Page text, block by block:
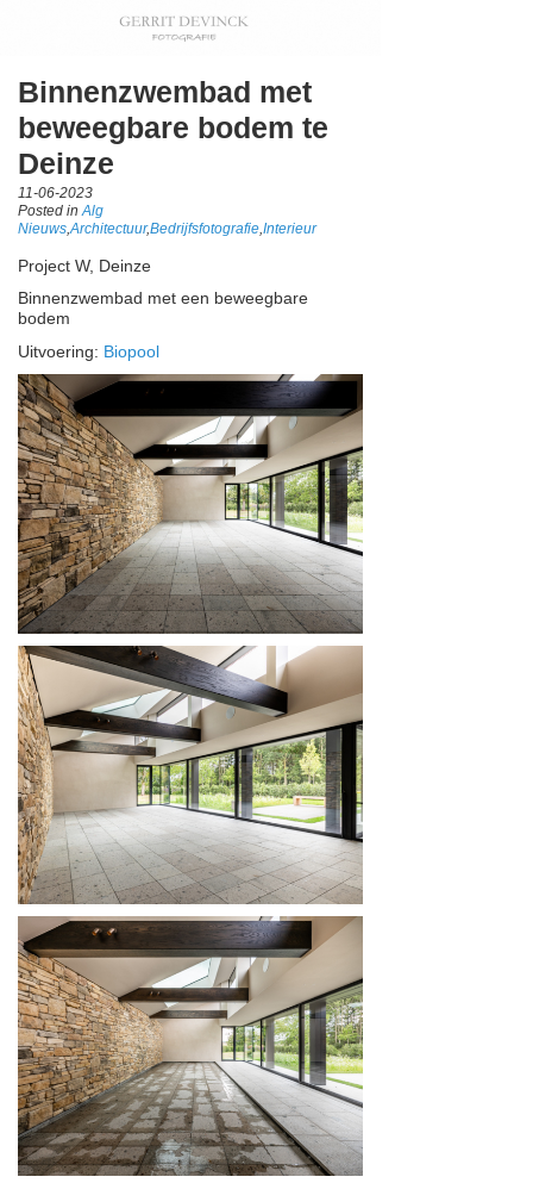
Binnenzwembad met
beweegbare bodem te
Deinze
11-06-2023
Posted in Alg
Nieuws Architectuur,Bedrijfsfotografie Interieur
Project W, Deinze
Binnenzwembad met een beweegbare
bodem
Uitvoering: Biopool